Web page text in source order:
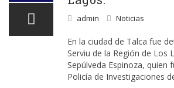
admin Noticias
En la ciudad de Talca fue
Serviu de la Región de Los
Sepúlveda Espinoza, quien
Policía de Investigaciones